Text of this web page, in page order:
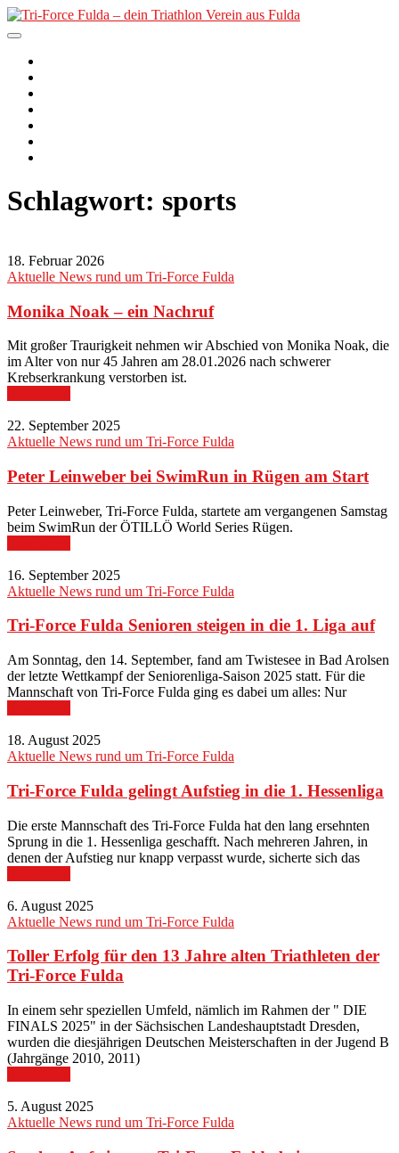
Skip
to
Tri-Force Fulda – dein
Triathlon Verein aus Fulda
Schlagwort: sports
18. Februar 2026
Aktuelle News rund um Tri-Force Fulda
Monika Noak – ein Nachruf
Mit großer Traurigkeit nehmen wir Abschied von Monika Noak, die
im Alter von nur 45 Jahren am 28.01.2026 nach schwerer
Krebserkrankung verstorben ist.
22. September 2025
Aktuelle News rund um Tri-Force Fulda
Peter Leinweber bei SwimRun in Rügen am Start
Peter Leinweber, Tri-Force Fulda, startete am vergangenen Samstag
beim SwimRun der ÖTILLÖ World Series Rügen.
16. September 2025
Aktuelle News rund um Tri-Force Fulda
Tri-Force Fulda Senioren steigen in die 1. Liga auf
Am Sonntag, den 14. September, fand am Twistesee in Bad Arolsen
der letzte Wettkampf der Seniorenliga-Saison 2025 statt. Für die
Mannschaft von Tri-Force Fulda ging es dabei um alles: Nur
18. August 2025
Aktuelle News rund um Tri-Force Fulda
Tri-Force Fulda gelingt Aufstieg in die 1. Hessenliga
Die erste Mannschaft des Tri-Force Fulda hat den lang ersehnten
Sprung in die 1. Hessenliga geschafft. Nach mehreren Jahren, in
denen der Aufstieg nur knapp verpasst wurde, sicherte sich das
6. August 2025
Aktuelle News rund um Tri-Force Fulda
Toller Erfolg für den 13 Jahre alten Triathleten der
Tri-Force Fulda
In einem sehr speziellen Umfeld, nämlich im Rahmen der " DIE
FINALS 2025" in der Sächsischen Landeshauptstadt Dresden,
wurden die diesjährigen Deutschen Meisterschaften in der Jugend B
(Jahrgänge 2010, 2011)
5. August 2025
Aktuelle News rund um Tri-Force Fulda